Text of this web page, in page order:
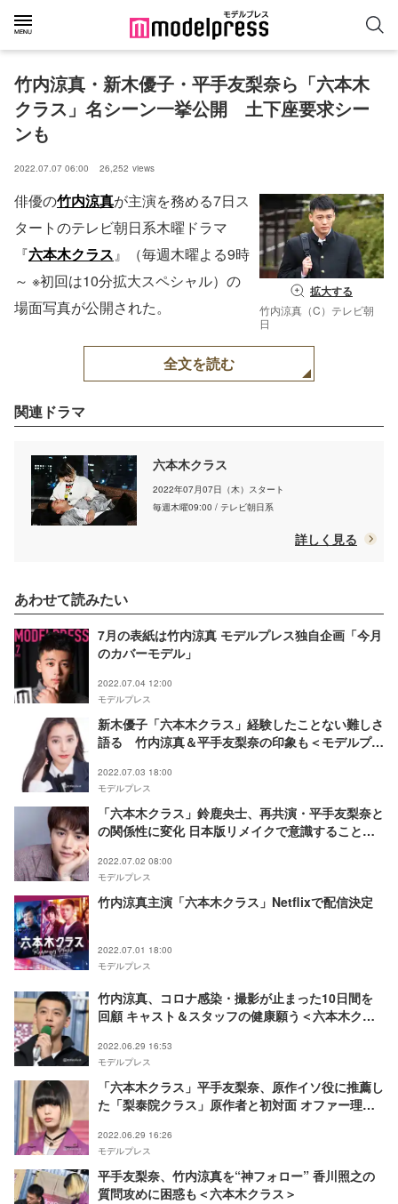
竹内涼真・新木優子・平手友梨奈ら「六本木
クラス」名シーン一挙公開　土下座要求シー
ンも
2022.07.07 06:00 26,252 views
拡大する
竹内涼真（C）テレビ朝
日
俳優の竹内涼真が主演を務める7日ス
タートのテレビ朝日系木曜ドラマ
『六本木クラス』（毎週木曜よる9時
～ ※初回は10分拡大スペシャル）の
場面写真が公開された。
全文を読む
関連ドラマ
六本木クラス
2022年07月07日（木）スタート
毎週木曜09:00 / テレビ朝日系
詳しく見る
あわせて読みたい
7月の表紙は竹内涼真 モデルプレス独自企画「今月
のカバーモデル」
2022.07.04 12:00
モデルプレス
新木優子「六本木クラス」経験したことない難しさ
語る 竹内涼真＆平手友梨奈の印象も＜モデルプレ
2022.07.03 18:00
モデルプレス
「六本木クラス」鈴鹿央士、再共演・平手友梨奈と
の関係性に変化 日本版リメイクで意識すること
ュー＞
2022.07.02 08:00
モデルプレス
竹内涼真主演「六本木クラス」Netflixで配信決定
2022.07.01 18:00
モデルプレス
竹内涼真、コロナ感染・撮影が止まった10日間を
回顧 キャスト＆スタッフの健康願う＜六本木クラ
2022.06.29 16:53
モデルプレス
「六本木クラス」平手友梨奈、原作イソ役に推薦し
た「梨泰院クラス」原作者と初対面 オファー理由
2022.06.29 16:26
モデルプレス
平手友梨奈、竹内涼真を“神フォロー” 香川照之の
質問攻めに困惑も＜六本木クラス＞